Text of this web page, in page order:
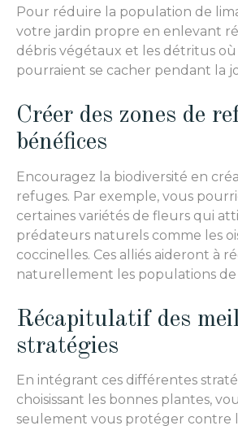
Pour réduire la population de
votre jardin propre en enlevant
débris végétaux et les détritus où
pourraient se cacher pendant la
Créer des zones de
bénéfices
Encouragez la biodiversité en
refuges. Par exemple, vous
certaines variétés de fleurs qui
prédateurs naturels comme les
coccinelles. Ces alliés aideront à
naturellement les populations de
Récapitulatif des
stratégies
En intégrant ces différentes
choisissant les bonnes plantes,
seulement vous protéger contre